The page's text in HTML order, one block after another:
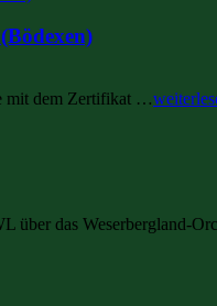
mit dem Zertifikat …
über das Weserbergland-